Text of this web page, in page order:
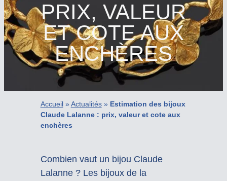
PRIX, VALEUR
ET COTE AUX
ENCHÈRES
Accueil»Actualités» Estimation des bijoux
Claude Lalanne : prix, valeur et cote aux
enchères
Combien vaut un bijou Claude
Lalanne ? Les bijoux de la